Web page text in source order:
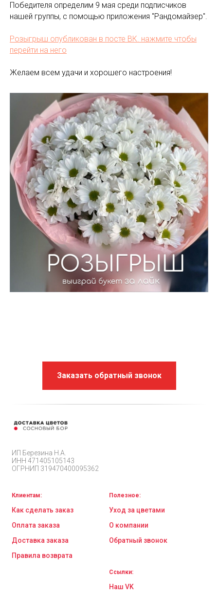
Победителя определим 9 мая среди подписчиков
нашей группы, с помощью приложения "Рандомайзер".
Розыгрыш опубликован в посте ВК. нажмите чтобы
перейти на него
Желаем всем удачи и хорошего настроения!
Заказать обратный звонок
ИП Березина Н.А.
ИНН 471405105143
ОГРНИП 319470400095362
Клиентам:
Как сделать заказ
Оплата заказа
Доставка заказа
Правила возврата
Полезное:
Уход за цветами
О компании
Обратный звонок
Ссылки:
Наш VK